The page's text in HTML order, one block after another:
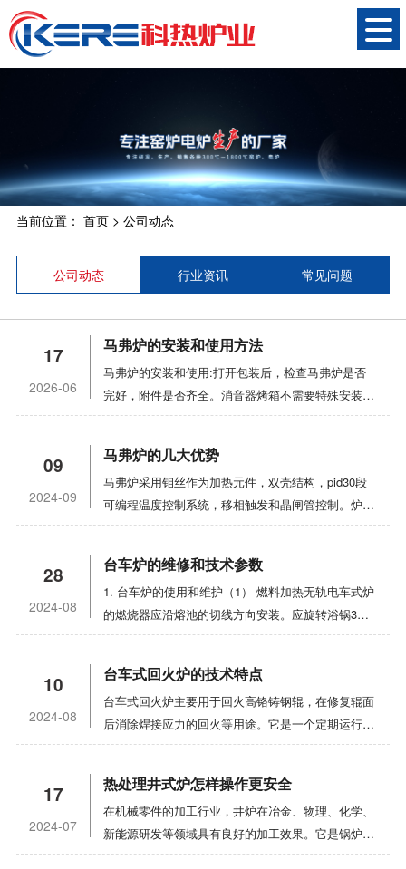
当前位置： 首页> 公司动态
公司动态 行业资讯 常见问题
17
2026-06
马弗炉的安装和使用方法
马弗炉的安装和使用:打开包装后，检查马弗炉是否
完好，附件是否齐全。消音器烤箱不需要特殊安装，
可以放置在室内平坦的地板或架子上。控制器应避免
行而引起过热。2. 所述热电偶插入炉内20-50mm，
所述孔与热电偶之间的间隙用石棉绳填充。热电偶好
用补偿线(或绝缘钢芯线)连接到控制上，注意正极和
负极，不要反向连接。3.为了控制主电源，在电源线
和控制器必须可靠接地。4. 使用前，请将温度计指
针调至零位。当使用补偿线和冷端补偿器时，将机械
零位调整到冷端补偿器的参考温度点。不要使用补偿
测点与热电偶冷端之间的温差。5. 检查接线后，将
要的工作温度，然后打开电源。打开电源开关。此
时，温度指示灯亮绿灯，继电器开始工作，电炉通
度指示指针也逐渐升高，说明系统工作正常。电炉的
加热和恒温由温度指示器的红绿灯指示。绿灯表示加
热，红灯表示恒温。
09
2024-09
马弗炉的几大优势
马弗炉采用钼丝作为加热元件，双壳结构，pid30段
可编程温度控制系统，移相触发和晶闸管控制。炉体
由软硬两种碳纤维材料制成，可快速、轻柔地升降。
配有水冷系统。炉子在真空中烧结。炉子采用机械泵
和油扩散泵。同时，它有一个冷阱和一个细胞。该炉
具有体积小、温度场平衡、表面温度低、加热快、价
格优惠、节能等特点。是科研院所和工矿企业真空烧
合金材料、器件、钕铁硼磁性材料、钐钴磁性材料、
储氢合金、活性和难熔金属的真空烧结和时效处理。
该设备基于消化吸收国外设备的优势。改进了，改进
装置。冷却均匀，速度快，炉温均匀性好，泵送能力
用范围:马弗炉主要用于高校和科研机构在真空热压
条件下烧结无机材料，获得高密度产品。1.底部:它
28
2024-08
台车炉的维修和技术参数
1. 台车炉的使用和维护（1） 燃料加热无轨电车式炉
的燃烧器应沿熔池的切线方向安装。应旋转浴锅30-
40°每一定时间（像每周），以防止浴锅局部过热和
炉板之间应使用耐火水泥或石棉垫片，防止熔盐进入
熔炉。不适宜用燃料加热硝酸盐炉，防止炉管燃烧后
炭黑与硝酸盐相互作用导致的爆炸。（3） 手推车式
炉底应设置盐孔，在发生事故时排放熔盐，并用适当
的材料堵塞。（4） 分别使用两个热电偶测量盐浴和
加热元件附近的炉温。2. 电极盐浴炉的主要技术使
用和维护（1） 新购买或修理的电极盐浴炉应干燥。
它可以通过电阻线板炉烘烤，温度上升和节热部分，
10
2024-08
台车式回火炉的技术特点
台车式回火炉主要用于回火高铬铸钢辊，在修复辊面
后消除焊接应力的回火等用途。它是一个定期运行的
节温炉。采用微机过程曲线自动温度控制柜，能够自
封机制，减少无轨电车式炉的热对流损耗，实现了无
轨电车型炉的保温性能。回火无轨电车炉采用多区加
热，炉顶配有不锈钢热循环风扇，使热空气高速循
环。内侧配有我公司热处理技术中心专门设计的不锈
17
2024-07
热处理井式炉怎样操作更安全
在机械零件的加工行业，井炉在冶金、物理、化学、
新能源研发等领域具有良好的加工效果。它是锅炉的
主要形式，具有许多应用优势。目前，井炉的市场需